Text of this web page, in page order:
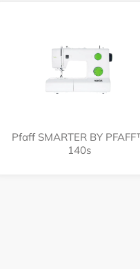
Pfaff SMARTER BY
140s